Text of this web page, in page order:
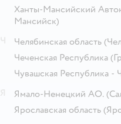
Ханты-Мансийский
Мансийск)
Челябинская область
Чеченская Республика
Чувашская Республика -
Ямало-Ненецкий АО.
Ярославская область